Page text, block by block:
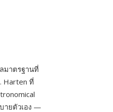
มาตรฐานที่
Harten ที่
ายตัวเอง —